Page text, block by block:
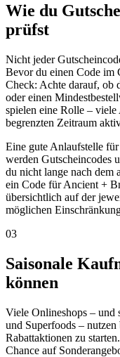
Wie du
prüfst
Nicht jeder
Bevor du einen Code im
Check: Achte darauf, ob
oder einen
spielen eine Rolle –
begrenzten Zeitraum
Eine gute Anlaufstelle
werden Gutscheincodes
du nicht lange nach dem
ein Code für Ancient +
übersichtlich auf der
möglichen
03
Saisonale
können
Viele Onlineshops – und
und Superfoods –
Rabattaktionen zu
Chance auf